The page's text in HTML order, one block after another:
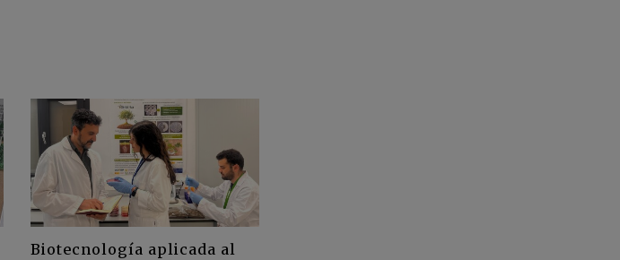
Biotecnología aplicada al